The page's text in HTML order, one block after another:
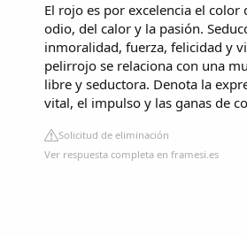
El rojo es por excelencia el color
odio, del calor y la pasión.
inmoralidad, fuerza, felicidad y
pelirrojo se relaciona con una
libre y seductora. Denota la
vital, el impulso y las ganas de
Solicitud de eliminación
Ver respuesta completa en framesi.es